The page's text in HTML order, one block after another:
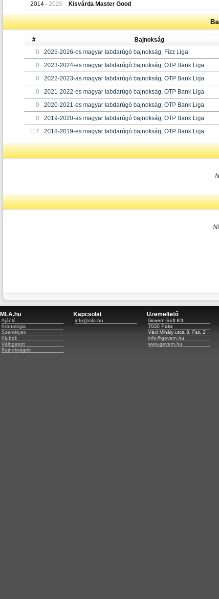
2014 - 2026 Kisvárda Master Good
#
Bajnokság
0
2025-2026-os magyar labdarúgó bajnokság, Fizz Liga
0
2023-2024-es magyar labdarúgó bajnokság, OTP Bank Liga
0
2022-2023-as magyar labdarúgó bajnokság, OTP Bank Liga
0
2021-2022-es magyar labdarúgó bajnokság, OTP Bank Liga
0
2020-2021-es magyar labdarúgó bajnokság, OTP Bank Liga
0
2019-2020-as magyar labdarúgó bajnokság, OTP Bank Liga
117
2018-2019-es magyar labdarúgó bajnokság, OTP Bank Liga
MLA.hu
Ajánló
Kronológia
Személyek
Klubok
Válogatott
Bajnokságok
Kapcsolat
info@mla.hu
Üzemeltető
Govern-Soft Kft.
7030 Paks
Váci Mihály utca 3. Fsz. 2
info@govern.hu
www.govern.hu